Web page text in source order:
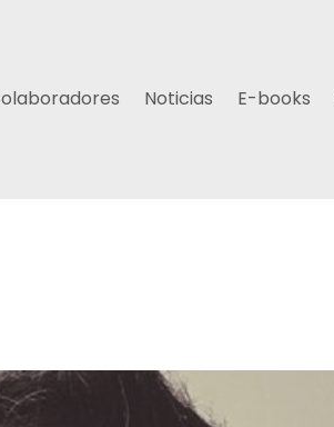
Noticias E-books